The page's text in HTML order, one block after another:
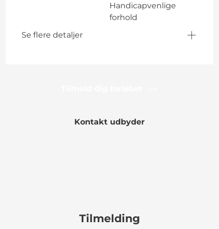
Handicapvenlige
forhold
Se flere detaljer
Kontakt udbyder
Tilmelding